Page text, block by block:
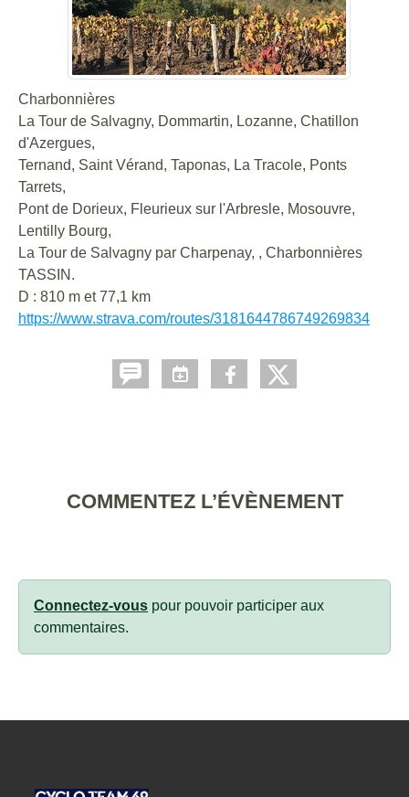
Charbonnières
La Tour de Salvagny, Dommartin, Lozanne, Chatillon
d'Azergues,
Ternand, Saint Vérand, Taponas, La Tracole, Ponts
Tarrets,
Pont de Dorieux, Fleurieux sur l'Arbresle, Mosouvre,
Lentilly Bourg,
La Tour de Salvagny par Charpenay, , Charbonnières
TASSIN.
D : 810 m et 77,1 km
https://www.strava.com/routes/3181644786749269834
COMMENTEZ L’ÉVÈNEMENT
Connectez-vous pour pouvoir participer aux
commentaires.